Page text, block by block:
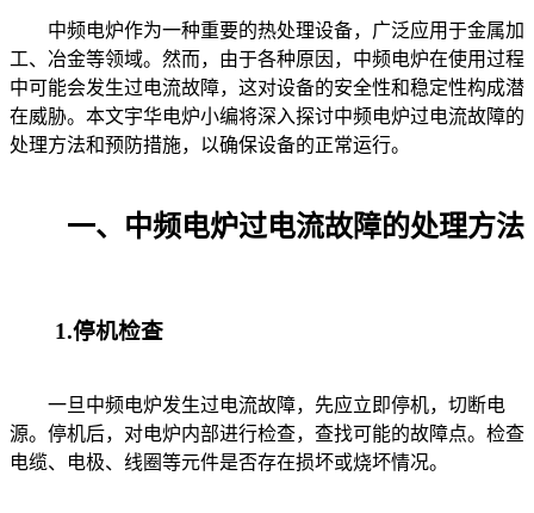
中频电炉作为一种重要的热处理设备，广泛应用于金属加
工、冶金等领域。然而，由于各种原因，中频电炉在使用过程
中可能会发生过电流故障，这对设备的安全性和稳定性构成潜
在威胁。本文宇华电炉小编将深入探讨中频电炉过电流故障的
处理方法和预防措施，以确保设备的正常运行。
一、中频电炉过电流故障的处理方法
1.停机检查
一旦中频电炉发生过电流故障，先应立即停机，切断电
源。停机后，对电炉内部进行检查，查找可能的故障点。检查
电缆、电极、线圈等元件是否存在损坏或烧坏情况。